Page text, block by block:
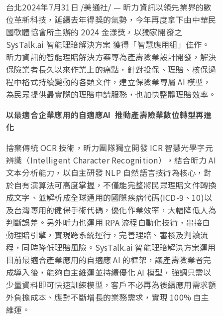
台北2024年7月31日 /美通社/ — 昕力資訊以領先業界的數
位革新科技，延續去年得獎的氣勢， 今年再度拿下由中華民
國軟體協會所主辦的 2024 金漾獎，以獨家開發之
SysTalk.ai 智能理賠解決方案 獲得「智慧應用組」佳作。
昕力資訊的智能理賠解決方案專為產壽險業設計開發，解決
保險業者長久以來作業上的痛點，針對投保、理賠、核保過
程中格式持續變動的各類文件，建立保險業專屬 AI 模型，
為民眾提供最實際的理賠申請服務，也加快整體理賠效率。
以最適合企業應用的自適應AI 推動產壽險業數位轉型再進
化
捨棄傳統 OCR 技術， 昕力團隊獨立開發 ICR 智慧光學字元
辨識（Intelligent Character Recognition），結合昕力 AI
文本分析能力，以自主研發 NLP 自然語言技術為核心，對
於自有演算法可高度掌握，不僅能完整將民眾理賠文件轉換
成文字、並解析成全球通用的國際疾病代碼(ICD-9、10)以
及台灣專用的健保手術代碼，優化作業效率，大幅降低人為
判斷誤差。另外昕力也運用 RPA 流程自動化技術， 串接自
動理賠引擎， 實現跨系統運行，完善理賠、審核及判讀流
程，同時降低理賠風險。SysTalk.ai 智能理賠解決方案運用
目前最適合產業應用的自適應 AI 的框架，讓產壽險業者完
成導入後，能夠自主維運並持續優化 AI 模型，強調只需以
少量資料即可快速訓練模型，客戶不必再為後續應用需求額
外負擔成本、應對不斷增長的業務需求，實現 100% 自主
維運。